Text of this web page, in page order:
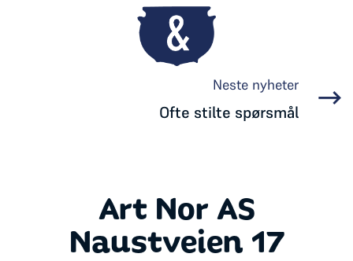
Neste nyheter
Ofte stilte spørsmål
Art Nor AS
Naustveien 17